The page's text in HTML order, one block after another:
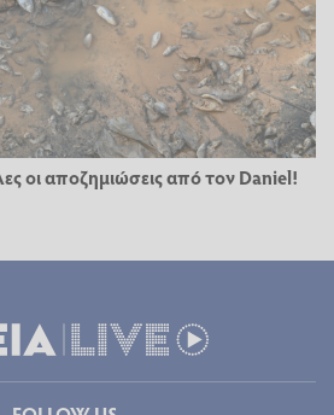
οι αποζημιώσεις από τον Daniel!